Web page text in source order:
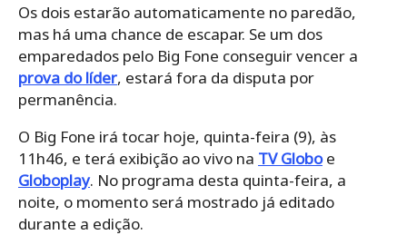
Os dois estarão automaticamente no paredão,
mas há uma chance de escapar. Se um dos
emparedados pelo Big Fone conseguir vencer a
prova do líder, estará fora da disputa por
permanência.
O Big Fone irá tocar hoje, quinta-feira (9), às
11h46, e terá exibição ao vivo na TV Globoe
Globoplay. No programa desta quinta-feira, a
noite, o momento será mostrado já editado
durante a edição.